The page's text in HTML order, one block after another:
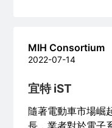
MIH Consortium
2022-07-14
宜特 iST
隨著電動車市場崛
長，業者對於電子